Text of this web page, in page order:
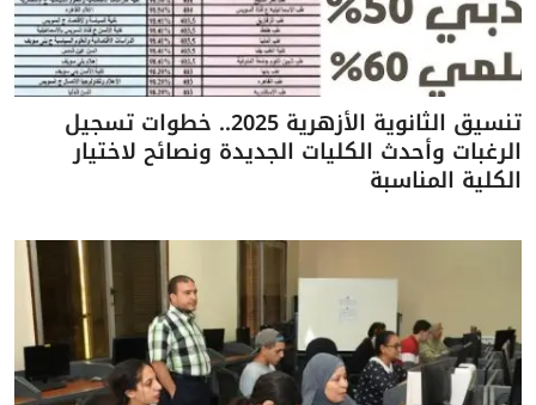
تنسيق الثانوية الأزهرية 2025.. خطوات تسجيل
الرغبات وأحدث الكليات الجديدة ونصائح لاختيار
الكلية المناسبة